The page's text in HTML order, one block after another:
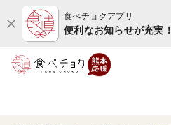
食べチョクアプリ
便利なお知らせが充実！